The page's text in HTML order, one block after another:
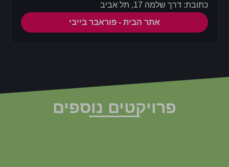
כתובת: דרך שלמה 17, תל אביב
אתר הבית - פוראבר בייבי
פרויקטים נוספים